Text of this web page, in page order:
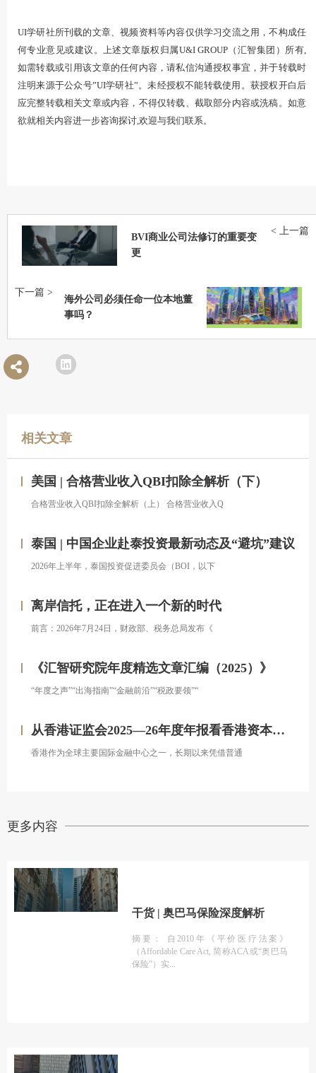
UI学研社所刊载的文章、视频资料等内容仅供学习交流之用，不构成任
何专业意见或建议。上述文章版权归属U&I GROUP（汇智集团）所有,
如需转载或引用该文章的任何内容，请私信沟通授权事宜，并于转载时
注明来源于公众号”UI学研社”。未经授权不能转载使用。获授权开白后
应完整转载相关文章或内容，不得仅转载、截取部分内容或洗稿。如意
欲就相关内容进一步咨询探讨,欢迎与我们联系。
BVI商业公司法修订的重要变
更
< 上一篇
海外公司必须任命一位本地董
事吗？
下一篇 >
相关文章
美国 | 合格营业收入QBI扣除全解析（下）
合格营业收入QBI扣除全解析（上） 合格营业收入Q
泰国 | 中国企业赴泰投资最新动态及“避坑”建议
2026年上半年，泰国投资促进委员会（BOI，以下
离岸信托，正在进入一个新的时代
前言：2026年7月24日，财政部、税务总局发布《
《汇智研究院年度精选文章汇编（2025）》
“年度之声”“出海指南”“金融前沿”“税政要领”“
从香港证监会2025—26年度年报看香港资本市场发展的新方向
香港作为全球主要国际金融中心之一，长期以来凭借普通
更多内容
干货 | 奥巴马保险深度解析
摘要： 自2010年《平价医疗法案》
（Affordable Care Act, 简称ACA或“奥巴马
保险”）实